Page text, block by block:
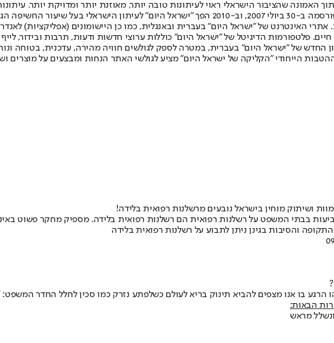
האמונה שהציבור הישראלי ראוי לעיתונות טובה יותר, מאוזנת יותר ומדויקת יותר.
תשלום. המהדורה המודפסת הראשונה פורסמה ב-30 ביולי 2007, וב-2010 הפך "ישראל
חיים. פלטפורמות הדיגיטל של "ישראל היום" כוללות ערוצי חדשות ודעות, תרבות ובידור,
החדש של "ישראל היום" בעברית, במטרה לספק לגולשים חוויה מהירה, עדכנית,
הייחודי "הקליקה של ישראל היום" מציע לגולשי האתר הנחות ומבצעים על מוצרים
מעל ל-50% מתיקי התביעות בבתי המשפט על רשלנות רפואית הם רשלנות רפואית בלידה. מספיק
והסיבות בגינן ניתן לתבוע על רשלנות רפואית בלידה
הרגע בו אנו מצפים להביא תינוק בריא לעולם כשלפתע נזרק כמו סכין לחלל החדר המשפט:
הבאות:
מראש